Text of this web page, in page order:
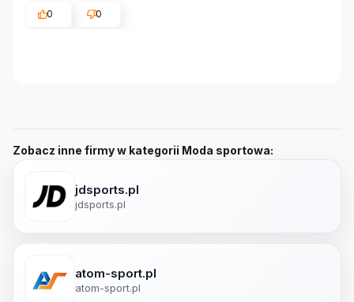
0
0
Zobacz inne firmy w kategorii Moda sportowa:
jdsports.pl
jdsports.pl
atom-sport.pl
atom-sport.pl